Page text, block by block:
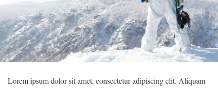
Lorem ipsum dolor sit amet, consectetur adipiscing elit. Aliquam